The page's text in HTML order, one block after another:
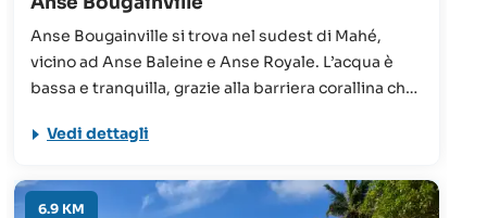
Anse Bougainville si trova nel sudest di Mahé,
vicino ad Anse Baleine e Anse Royale. L’acqua è
bassa e tranquilla, grazie alla barriera corallina che
e ai nuotatori meno esperti. Nelle vicinanze vi sono
Vedi dettagli
6.9 KM